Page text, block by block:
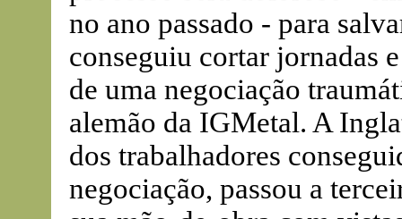
no ano passado - para
conseguiu cortar jornadas
de uma negociação
alemão da IGMetal. A
dos trabalhadores
negociação, passou a